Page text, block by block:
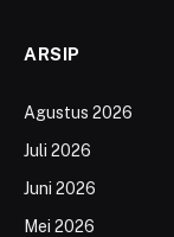
ARSIP
Agustus 2026
Juli 2026
Juni 2026
Mei 2026